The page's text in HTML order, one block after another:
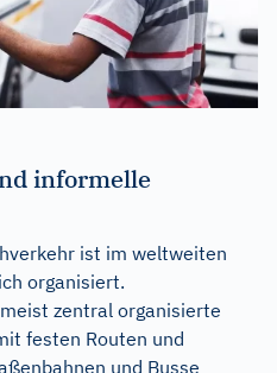
informelle
ist im weltweiten
organisiert.
zentral organisierte
festen Routen und
und Busse